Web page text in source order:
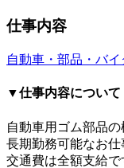
仕事内容
自動車・部品・バイ
▼仕事内容について
自動車用ゴム部品
長期勤務可能なお仕
交通費は全額支給